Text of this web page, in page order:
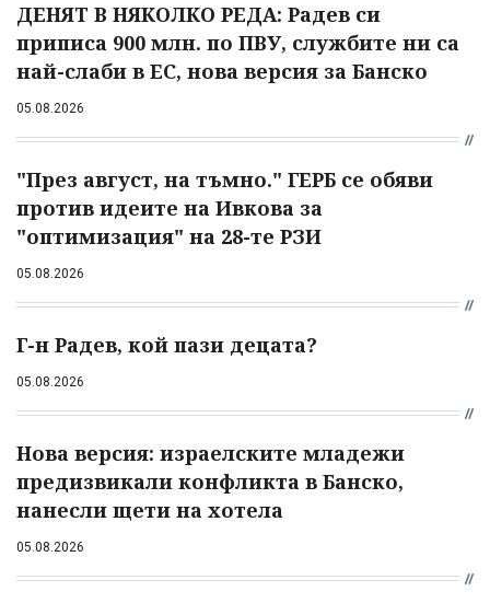
ДЕНЯТ В НЯКОЛКО РЕДА: Радев си
приписа 900 млн. по ПВУ, службите ни са
най-слаби в ЕС, нова версия за Банско
05.08.2026
"През август, на тъмно." ГЕРБ се обяви
против идеите на Ивкова за
"оптимизация" на 28-те РЗИ
05.08.2026
Г-н Радев, кой пази децата?
05.08.2026
Нова версия: израелските младежи
предизвикали конфликта в Банско,
нанесли щети на хотела
05.08.2026